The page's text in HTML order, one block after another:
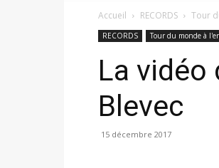
Accueil RECORDS Tour
RECORDS Tour du monde à
La vidéo
Blevec
15 décembre 2017